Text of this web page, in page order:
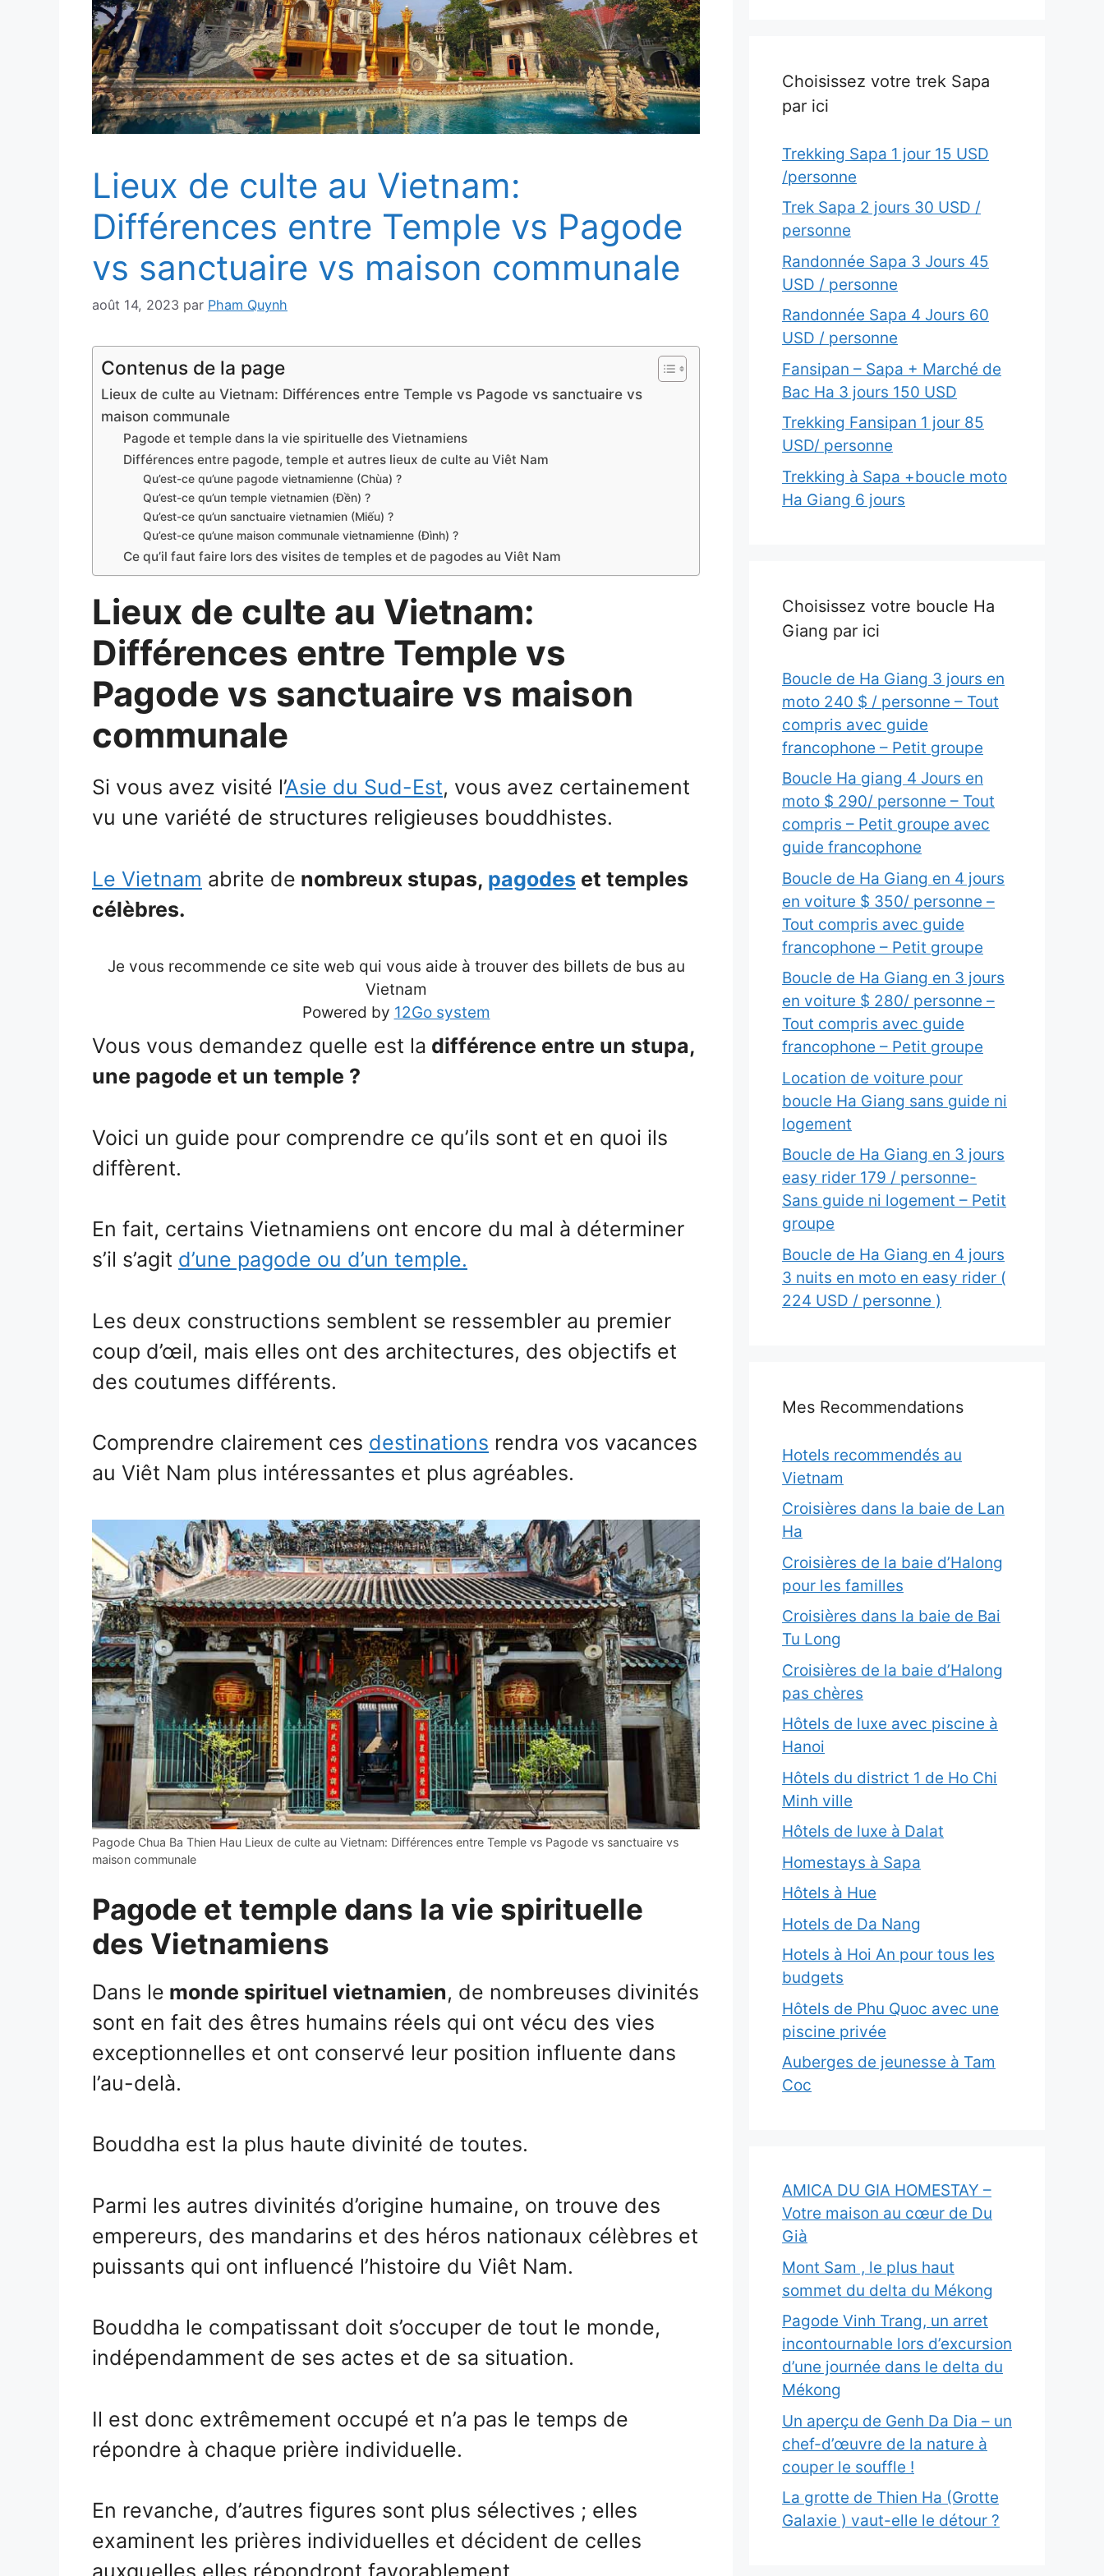
Lieux de culte au Vietnam:
Différences entre Temple vs Pagode
vs sanctuaire vs maison communale
août 14, 2023 par Pham Quynh
Contenus de la page
Lieux de culte au Vietnam: Différences entre Temple vs Pagode vs sanctuaire vs
maison communale
Pagode et temple dans la vie spirituelle des Vietnamiens
Différences entre pagode, temple et autres lieux de culte au Viêt Nam
Qu’est-ce qu’une pagode vietnamienne (Chùa) ?
Qu’est-ce qu’un temple vietnamien (Đền) ?
Qu’est-ce qu’un sanctuaire vietnamien (Miếu) ?
Qu’est-ce qu’une maison communale vietnamienne (Đình) ?
Ce qu’il faut faire lors des visites de temples et de pagodes au Viêt Nam
Lieux de culte au Vietnam:
Différences entre Temple vs
Pagode vs sanctuaire vs maison
communale
Si vous avez visité l’Asie du Sud-Est, vous avez certainement
vu une variété de structures religieuses bouddhistes.
Le Vietnam abrite de nombreux stupas, pagodes et temples
célèbres.
Je vous recommende ce site web qui vous aide à trouver des billets de bus au
Vietnam
Powered by 12Go system
Vous vous demandez quelle est la différence entre un stupa,
une pagode et un temple ?
Voici un guide pour comprendre ce qu’ils sont et en quoi ils
diffèrent.
En fait, certains Vietnamiens ont encore du mal à déterminer
s’il s’agit d’une pagode ou d’un temple.
Les deux constructions semblent se ressembler au premier
coup d’œil, mais elles ont des architectures, des objectifs et
des coutumes différents.
Comprendre clairement ces destinations rendra vos vacances
au Viêt Nam plus intéressantes et plus agréables.
Pagode Chua Ba Thien Hau Lieux de culte au Vietnam: Différences entre Temple vs Pagode vs sanctuaire vs
maison communale
Pagode et temple dans la vie spirituelle
des Vietnamiens
Dans le monde spirituel vietnamien, de nombreuses divinités
sont en fait des êtres humains réels qui ont vécu des vies
exceptionnelles et ont conservé leur position influente dans
l’au-delà.
Bouddha est la plus haute divinité de toutes.
Parmi les autres divinités d’origine humaine, on trouve des
empereurs, des mandarins et des héros nationaux célèbres et
puissants qui ont influencé l’histoire du Viêt Nam.
Bouddha le compatissant doit s’occuper de tout le monde,
indépendamment de ses actes et de sa situation.
Il est donc extrêmement occupé et n’a pas le temps de
répondre à chaque prière individuelle.
En revanche, d’autres figures sont plus sélectives ; elles
examinent les prières individuelles et décident de celles
Choisissez votre trek Sapa
par ici
Trekking Sapa 1 jour 15 USD
/personne
Trek Sapa 2 jours 30 USD /
personne
Randonnée Sapa 3 Jours 45
USD / personne
Randonnée Sapa 4 Jours 60
USD / personne
Fansipan – Sapa + Marché de
Bac Ha 3 jours 150 USD
Trekking Fansipan 1 jour 85
USD/ personne
Trekking à Sapa +boucle moto
Ha Giang 6 jours
Choisissez votre boucle Ha
Giang par ici
Boucle de Ha Giang 3 jours en
moto 240 $ / personne – Tout
compris avec guide
francophone – Petit groupe
Boucle Ha giang 4 Jours en
moto $ 290/ personne – Tout
compris – Petit groupe avec
guide francophone
Boucle de Ha Giang en 4 jours
en voiture $ 350/ personne –
Tout compris avec guide
francophone – Petit groupe
Boucle de Ha Giang en 3 jours
en voiture $ 280/ personne –
Tout compris avec guide
francophone – Petit groupe
Location de voiture pour
boucle Ha Giang sans guide ni
logement
Boucle de Ha Giang en 3 jours
easy rider 179 / personne-
Sans guide ni logement – Petit
groupe
Boucle de Ha Giang en 4 jours
3 nuits en moto en easy rider (
224 USD / personne )
Mes Recommendations
Hotels recommendés au
Vietnam
Croisières dans la baie de Lan
Ha
Croisières de la baie d’Halong
pour les familles
Croisières dans la baie de Bai
Tu Long
Croisières de la baie d’Halong
pas chères
Hôtels de luxe avec piscine à
Hanoi
Hôtels du district 1 de Ho Chi
Minh ville
Hôtels de luxe à Dalat
Homestays à Sapa
Hôtels à Hue
Hotels de Da Nang
Hotels à Hoi An pour tous les
budgets
Hôtels de Phu Quoc avec une
piscine privée
Auberges de jeunesse à Tam
Coc
AMICA DU GIA HOMESTAY –
Votre maison au cœur de Du
Già
Mont Sam , le plus haut
sommet du delta du Mékong
Pagode Vinh Trang, un arret
incontournable lors d’excursion
d’une journée dans le delta du
Mékong
Un aperçu de Genh Da Dia – un
chef-d’œuvre de la nature à
couper le souffle !
La grotte de Thien Ha (Grotte
Galaxie ) vaut-elle le détour ?